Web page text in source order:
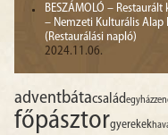
BESZÁMOLÓ –
– Nemzeti Kulturális Alap
(Restaurálási napló)
2024.11.06.
adventbátacsalád
főpásztorgyerekek